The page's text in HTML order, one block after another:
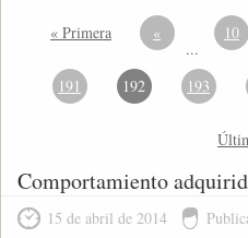
« Primera «
...
10
191 192 193
Comportamiento
15 de abril de 2014